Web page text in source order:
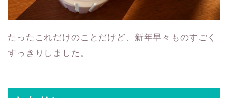
たったこれだけのことだけど、新年早々ものすごく
すっきりしました。